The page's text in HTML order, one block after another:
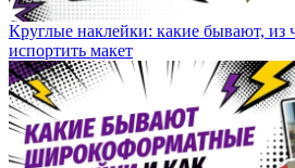
Круглые наклейки: какие бывают, из
испортить макет